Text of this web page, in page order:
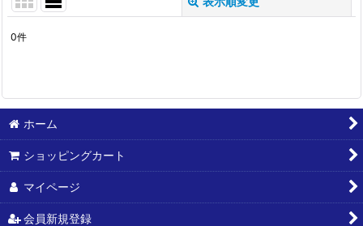
0件
ホーム
ショッピングカート
マイページ
会員新規登録